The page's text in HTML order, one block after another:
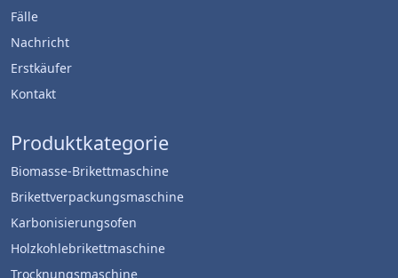
Fälle
Nachricht
Erstkäufer
Kontakt
Produktkategorie
Biomasse-Brikettmaschine
Brikettverpackungsmaschine
Karbonisierungsofen
Holzkohlebrikettmaschine
Trocknungsmaschine